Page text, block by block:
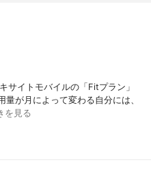
サイトモバイルの「Fitプラン」
が月によって変わる自分には、
を見る